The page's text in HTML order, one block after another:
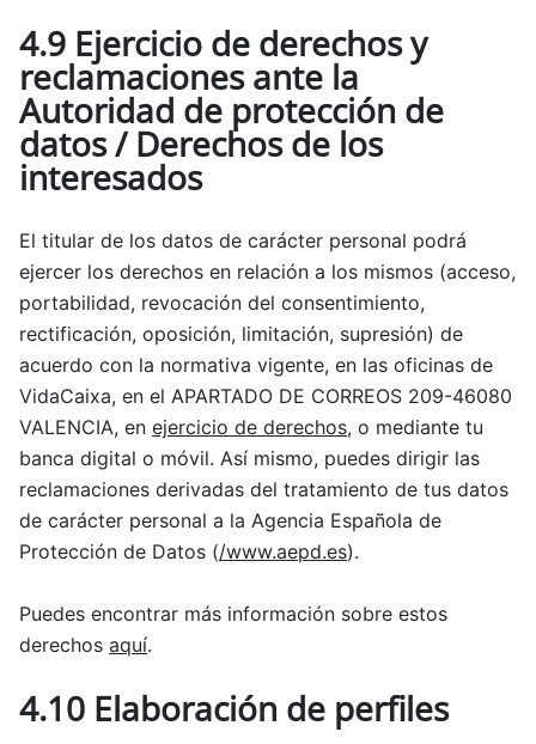
4.9 Ejercicio de derechos y
reclamaciones ante la
Autoridad de protección de
datos / Derechos de los
interesados
El titular de los datos de carácter personal podrá
ejercer los derechos en relación a los mismos (acceso,
portabilidad, revocación del consentimiento,
rectificación, oposición, limitación, supresión) de
acuerdo con la normativa vigente, en las oficinas de
VidaCaixa, en el APARTADO DE CORREOS 209-46080
VALENCIA, en ejercicio de derechos, o mediante tu
banca digital o móvil. Así mismo, puedes dirigir las
reclamaciones derivadas del tratamiento de tus datos
de carácter personal a la Agencia Española de
Protección de Datos (/www.aepd.es).
Puedes encontrar más información sobre estos
derechos aquí.
4.10 Elaboración de perfiles